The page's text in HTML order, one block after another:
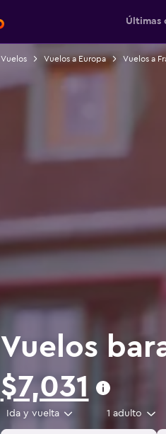
Últimas
Vuelos Vuelos a Europa Vuelos a
Vuelos
$7,031
Ida y vuelta 1 adulto